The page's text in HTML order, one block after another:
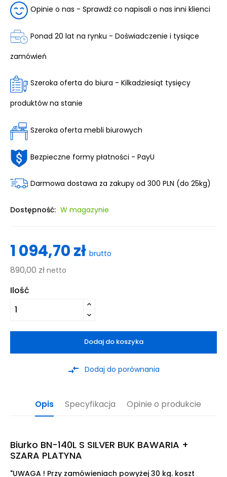
Opinie o nas - Sprawdź co napisali o nas inni klienci
Ponad 20 lat na rynku - Doświadczenie i tysiące
zamówień
Szeroka oferta do biura - Kilkadziesiąt tysięcy
produktów na stanie
Szeroka oferta mebli biurowych
Bezpieczne formy płatności - PayU
Darmowa dostawa za zakupy od 300 PLN (do 25kg)
Dostępność: W magazynie
1 094,70 zł brutto
890,00 zł netto
Ilość
Dodaj do koszyka
compare_arrows Dodaj do porównania
Opis Specyfikacja Opinie o produkcie
Biurko BN-140L S SILVER BUK BAWARIA +
SZARA PLATYNA
"UWAGA ! Przy zamówieniach powyżej 30 kg. koszt